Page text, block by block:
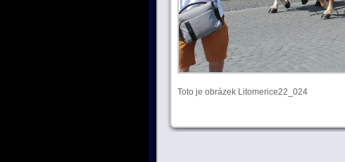
Toto je obrázek Litomerice22_024